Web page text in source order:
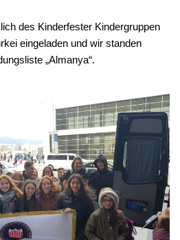
des Kinderfester Kindergruppen
eingeladen und wir standen
„Almanya“.